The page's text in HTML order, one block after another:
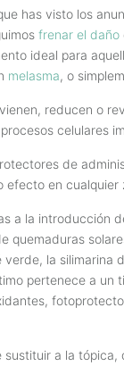
has visto los
frenar el daño
ideal para
melasma, o
reducen o
celulares
de
en cualquier
a la introducción
quemaduras
la silimarina
pertenece a
a la